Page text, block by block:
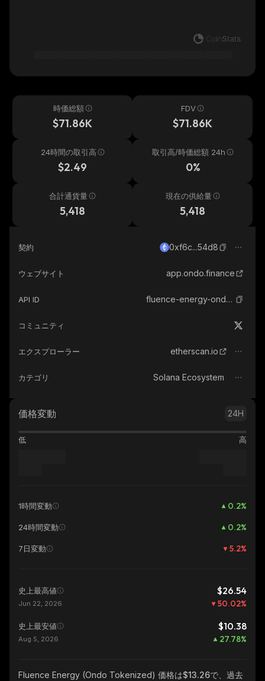
時価総額
$71.86K
FDV
$71.86K
24時間の取引高
$2.49
取引高/時価総額 24h
0%
合計通貨量
5,418
現在の供給量
5,418
契約 0xf6c...54d8
ウェブサイト app.ondo.finance
API ID fluence-energy-ondo-tokenized
コミュニティ
エクスプローラー etherscan.io
カテゴリ Solana Ecosystem
価格変動 24H
低 高
1時間変動 0.2%
24時間変動 0.2%
7日変動 5.2%
史上最高値 $26.54
Jun 22, 2026 50.02%
史上最安値 $10.38
Aug 5, 2026 27.78%
Fluence Energy (Ondo Tokenized) 価格は$13.26で、過去